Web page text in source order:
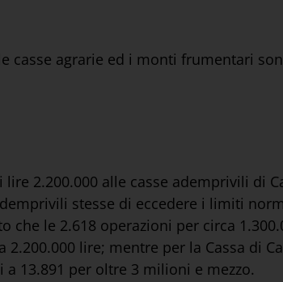
casse agrarie ed i monti frumentari
2.200.000 alle casse ademprivili di
stesse di eccedere i limiti
le 2.618 operazioni per circa
lire; mentre per la Cassa di
13.891 per oltre 3 milioni e mezzo.